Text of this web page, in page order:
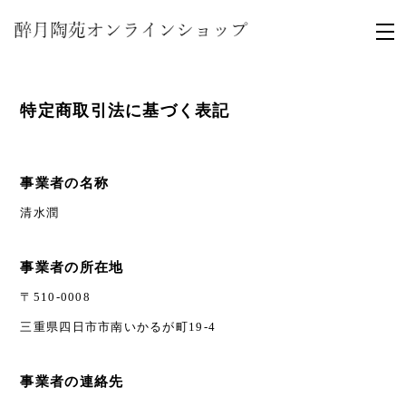
特定商取引法に基づく表記
事業者の名称
清水潤
事業者の所在地
〒510-0008
三重県四日市市南いかるが町19-4
事業者の連絡先